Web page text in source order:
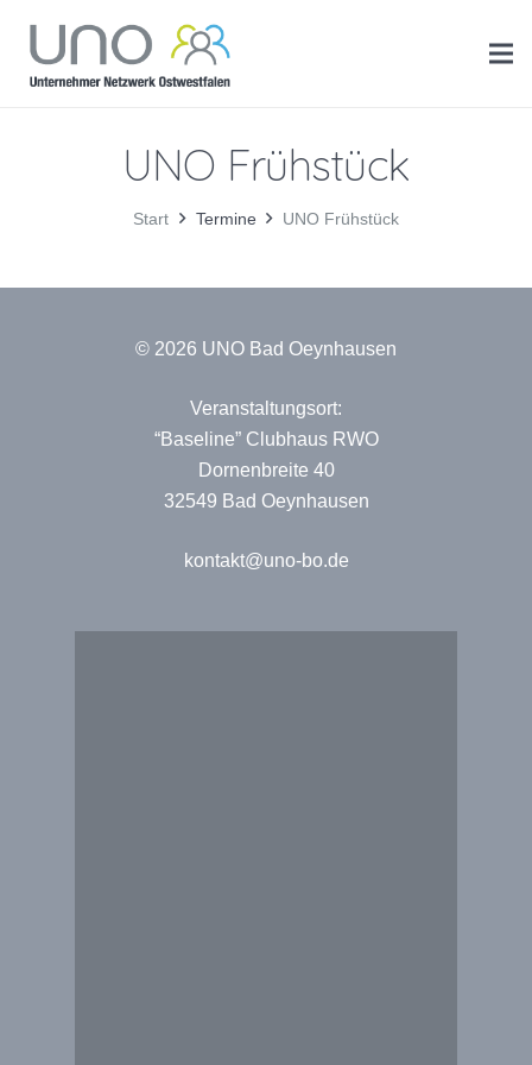
UNO Frühstück
Start Termine UNO Frühstück
© 2026 UNO Bad Oeynhausen
Veranstaltungsort:
“Baseline” Clubhaus RWO
Dornenbreite 40
32549 Bad Oeynhausen
kontakt@uno-bo.de